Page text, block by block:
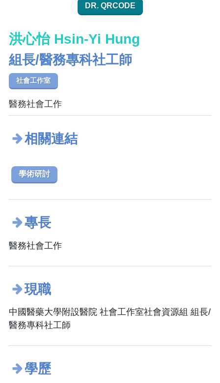
DR. QRCODE
洪心怡 Hsin-Yi Hung
組長/醫務專科社工師
社會工作室
醫務社會工作
相關連結
學術研討
專長
醫務社會工作
現職
中國醫藥大學附設醫院 社會工作室社會資源組 組長/
醫務專科社工師
學歷